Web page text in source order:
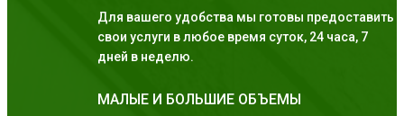
Для вашего удобства мы готовы предоставить
свои услуги в любое время суток, 24 часа, 7
дней в неделю.
МАЛЫЕ И БОЛЬШИЕ ОБЪЕМЫ